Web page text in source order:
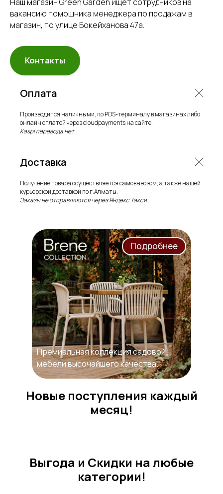
вакансию помощника менеджера по продажам в
магазин, по улице Бокейханова 47а.
Контакты
Оплата
Производится наличными, по POS-терминалу в магазинах либо
онлайн оплатой через cloudpayments на сайте.
Kaspi перевода нет.
Доставка
Получение товара осуществляется самовывозом, а также нашей
курьерской доставкой по г.Алматы.
Заказы не отправляются через Яндекс Такси.
Подробнее
Премиальная коллекция
садовой мебели
Премиальная коллекция садовой
мебели высочайшего качества.
Новые поступления каждый
месяц!
Выгода и Скидки на любые
категории!